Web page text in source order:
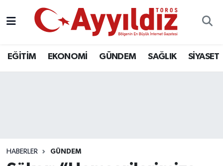
EĞİTİM EKONOMİ GÜNDEM SAĞLIK SİYASET
HABERLER GÜNDEM